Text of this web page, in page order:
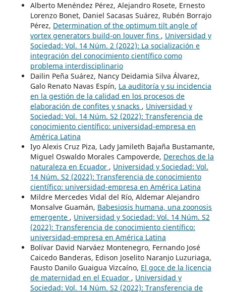
Alberto Menéndez Pérez, Alejandro Rosete, Ernesto
Lorenzo Bonet, Daniel Sacasas Suárez, Rubén Borrajo
Pérez, Determination of the optimum tilt angle of
vortex generators build-on louver fins , Universidad y
Sociedad: Vol. 14 Núm. 2 (2022): La socialización e
integración del conocimiento científico como
problema interdisciplinario
Dailin Peña Suárez, Nancy Deidamia Silva Álvarez,
Galo Renato Navas Espín, La auditoría y su incidencia
en la gestión de la calidad en los procesos de
elaboración de confites y snacks , Universidad y
Sociedad: Vol. 14 Núm. S2 (2022): Transferencia de
conocimiento científico: universidad-empresa en
América Latina
Iyo Alexis Cruz Piza, Lady Jamileth Bajaña Bustamante,
Miguel Oswaldo Morales Campoverde, Derechos de la
naturaleza en Ecuador , Universidad y Sociedad: Vol.
14 Núm. S2 (2022): Transferencia de conocimiento
científico: universidad-empresa en América Latina
Mildre Mercedes Vidal del Río, Aldemar Alejandro
Monsalve Guamán, Babesiosis humana, una zoonosis
emergente , Universidad y Sociedad: Vol. 14 Núm. S2
(2022): Transferencia de conocimiento científico:
universidad-empresa en América Latina
Bolívar David Narváez Montenegro, Fernando José
Caicedo Banderas, Edison Joselito Naranjo Luzuriaga,
Fausto Danilo Guaigua Vizcaíno, El goce de la licencia
de maternidad en el Ecuador , Universidad y
Sociedad: Vol. 14 Núm. S2 (2022): Transferencia de